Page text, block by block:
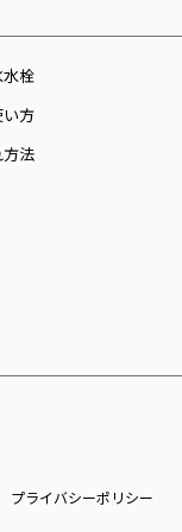
栓
方
法
プライバシーポリシー